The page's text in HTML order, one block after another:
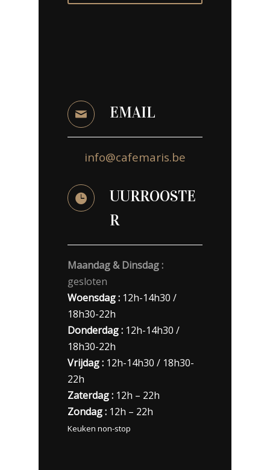
EMAIL
info@cafemaris.be
UURROOSTE
R
Maandag & Dinsdag :
gesloten
Woensdag : 12h-14h30 /
18h30-22h
Donderdag : 12h-14h30 /
18h30-22h
Vrijdag : 12h-14h30 / 18h30-
22h
Zaterdag : 12h – 22h
Zondag : 12h – 22h
Keuken non-stop